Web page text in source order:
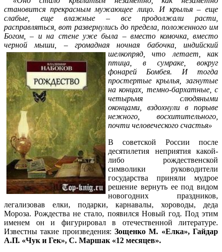
становится прекрасным мужающее лицо. И крылья – еще
слабые, еще влажные – все продолжали расти,
расправляться, вот развернулись до предела, положенного им
Богом, – и на стене уже была – вместо комочка, вместо
черной мыши, – громадная ночная бабочка,
индийский
шелкопряд, что летает, как
птица, в сумраке, вокруг
фонарей Бомбея. И тогда
простертые крылья, загнутые
на концах, темно-бархатные, с
четырьмя слюдяными
оконцами, вздохнули в порыве
нежного, восхитительного,
почти человеческого счастья»
В советской России после
десятилетия неприятия какой-
либо рождественской
символики руководители
государства приняли мудрое
решение вернуть ее под видом
новогодних праздников,
легализовав елки, подарки, карнавалы, хороводы, деда
Мороза. Рождества не стало, появился Новый год. Под этим
именем он и фигурировал в отечественной литературе.
Известны такие произведения: Зощенко М. «Елка», Гайдар
А.П. «Чук и Гек», С. Маршак «12 месяцев».